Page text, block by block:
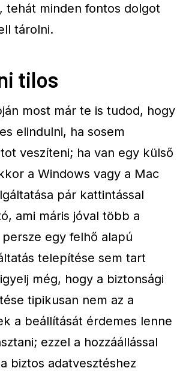
tehát minden fontos dolgot
tárolni.
tilos
most már te is tudod, hogy
elindulni, ha sosem
veszíteni; ha van egy külső
a Windows vagy a Mac
pár kattintással
ami máris jóval több a
egy felhő alapú
telepítése sem tart
még, hogy a biztonsági
tipikusan nem az a
a beállítását érdemes lenne
ezzel a hozzáállással
biztos adatvesztéshez